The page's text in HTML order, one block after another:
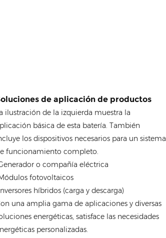
de aplicación de productos
ilustración de la izquierda muestra la
básica de esta batería. También
los dispositivos necesarios para un sistema
funcionamiento completo.
o compañía eléctrica
fotovoltaicos
híbridos (carga y descarga)
una amplia gama de aplicaciones y diversas
energéticas, satisface las necesidades
personalizadas.